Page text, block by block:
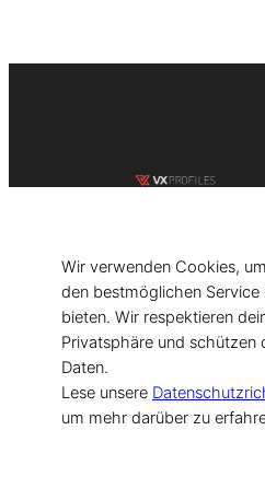
[current_year]
for Models &
Wir verwenden Cookies,
den bestmöglichen Service
bieten. Wir respektieren
Privatsphäre und schützen
Daten.
Lese unsere
um mehr darüber zu